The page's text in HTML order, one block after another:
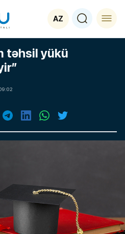
AZ
təhsil yükü